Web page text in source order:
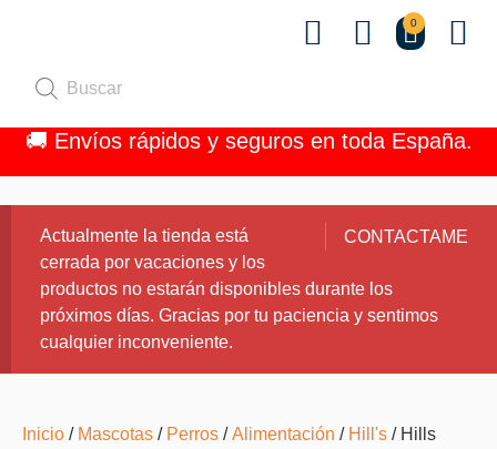
0
🚚 Envíos rápidos y seguros en toda España.
CONTACTAME
Actualmente la tienda está
cerrada por vacaciones y los
productos no estarán disponibles durante los
próximos días. Gracias por tu paciencia y sentimos
cualquier inconveniente.
Inicio / Mascotas / Perros /Alimentación / Hill's / Hills